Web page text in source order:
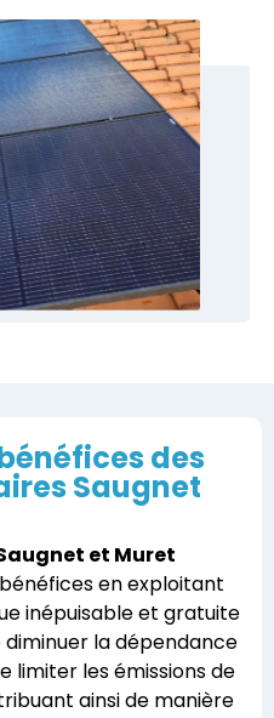
des
Saugnet
et Muret
en exploitant
inépuisable et gratuite
diminuer la dépendance
limiter les émissions de
ainsi de manière